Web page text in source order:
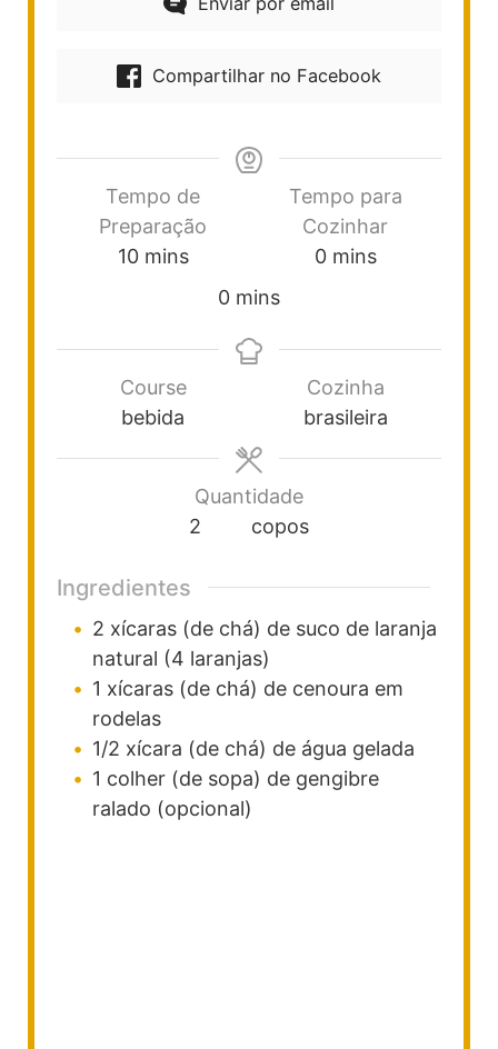
Compartilhar no Facebook
Tempo de
Preparação
10 mins
Tempo para
Cozinhar
0 mins
0 mins
Course
bebida
Cozinha
brasileira
Quantidade
2
copos
Ingredientes
2 xícaras (de chá) de suco de laranja
natural (4 laranjas)
1 xícaras (de chá) de cenoura em
rodelas
1/2 xícara (de chá) de água gelada
1 colher (de sopa) de gengibre
ralado (opcional)